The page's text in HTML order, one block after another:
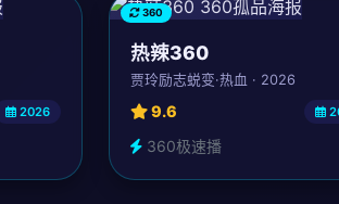
2026
360
热辣360
贾玲励志蜕变·热血 · 2026
9.6
360极速播